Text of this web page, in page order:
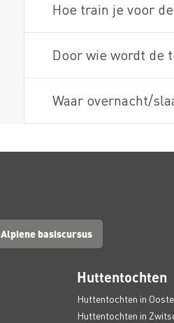
Hoe train je voor
Door wie wordt de
Waar overnacht/
Alpiene basiscursus
Huttentochten
Huttentochten in
Huttentochten in